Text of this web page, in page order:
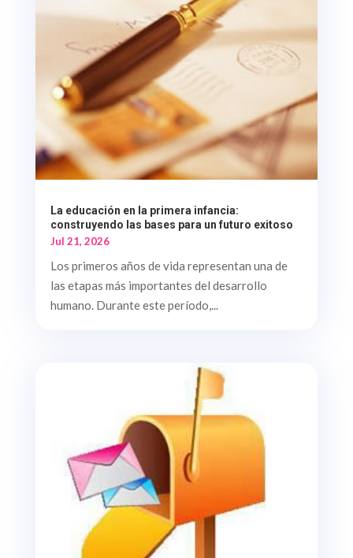
La educación en la primera infancia:
construyendo las bases para un futuro exitoso
Jul 21, 2026
Los primeros años de vida representan una de
las etapas más importantes del desarrollo
humano. Durante este período,...